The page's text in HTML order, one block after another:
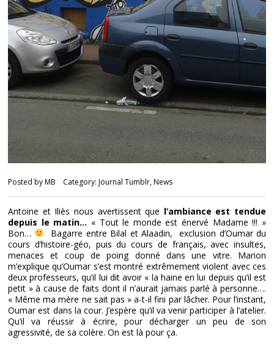
Posted byMB Category: Journal Tumblr,News
Antoine et Iliès nous avertissent que l’ambiance est tendue
depuis le matin… « Tout le monde est énervé Madame !!! »
Bon…
Bagarre entre Bilal et Alaadin, exclusion d’Oumar du
cours d’histoire-géo, puis du cours de français, avec insultes,
menaces et coup de poing donné dans une vitre. Marion
m’explique qu’Oumar s’est montré extrêmement violent avec ces
deux professeurs, qu’il lui dit avoir « la haine en lui depuis qu’il est
petit » à cause de faits dont il n’aurait jamais parlé à personne….
« Même ma mère ne sait pas » a-t-il fini par lâcher. Pour l’instant,
Oumar est dans la cour. J’espère qu’il va venir participer à l’atelier.
Qu’il va réussir à écrire, pour décharger un peu de son
agressivité, de sa colère. On est là pour ça.